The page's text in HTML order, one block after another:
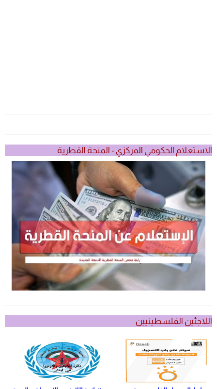
الاستعلام الحكومي المركزي - المنحة القطرية
اللاجئين الفلسطينيين